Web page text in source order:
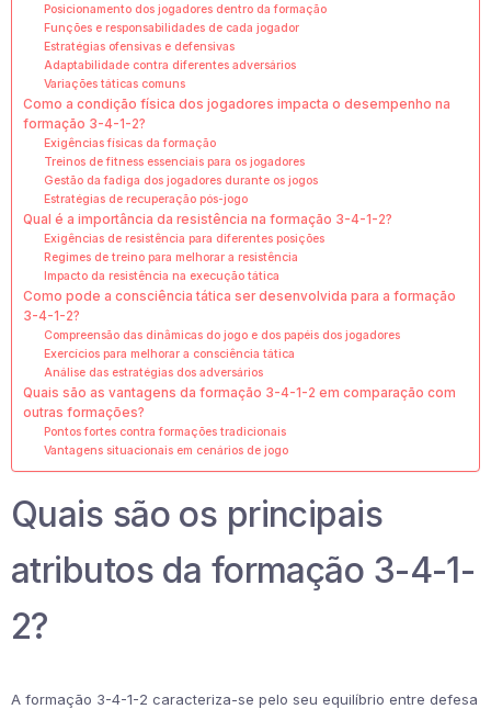
Posicionamento dos jogadores dentro da formação
Funções e responsabilidades de cada jogador
Estratégias ofensivas e defensivas
Adaptabilidade contra diferentes adversários
Variações táticas comuns
Como a condição física dos jogadores impacta o desempenho na
formação 3-4-1-2?
Exigências físicas da formação
Treinos de fitness essenciais para os jogadores
Gestão da fadiga dos jogadores durante os jogos
Estratégias de recuperação pós-jogo
Qual é a importância da resistência na formação 3-4-1-2?
Exigências de resistência para diferentes posições
Regimes de treino para melhorar a resistência
Impacto da resistência na execução tática
Como pode a consciência tática ser desenvolvida para a formação
3-4-1-2?
Compreensão das dinâmicas do jogo e dos papéis dos jogadores
Exercícios para melhorar a consciência tática
Análise das estratégias dos adversários
Quais são as vantagens da formação 3-4-1-2 em comparação com
outras formações?
Pontos fortes contra formações tradicionais
Vantagens situacionais em cenários de jogo
Quais são os principais
atributos da formação 3-4-1-
2?
A formação 3-4-1-2 caracteriza-se pelo seu equilíbrio entre defesa